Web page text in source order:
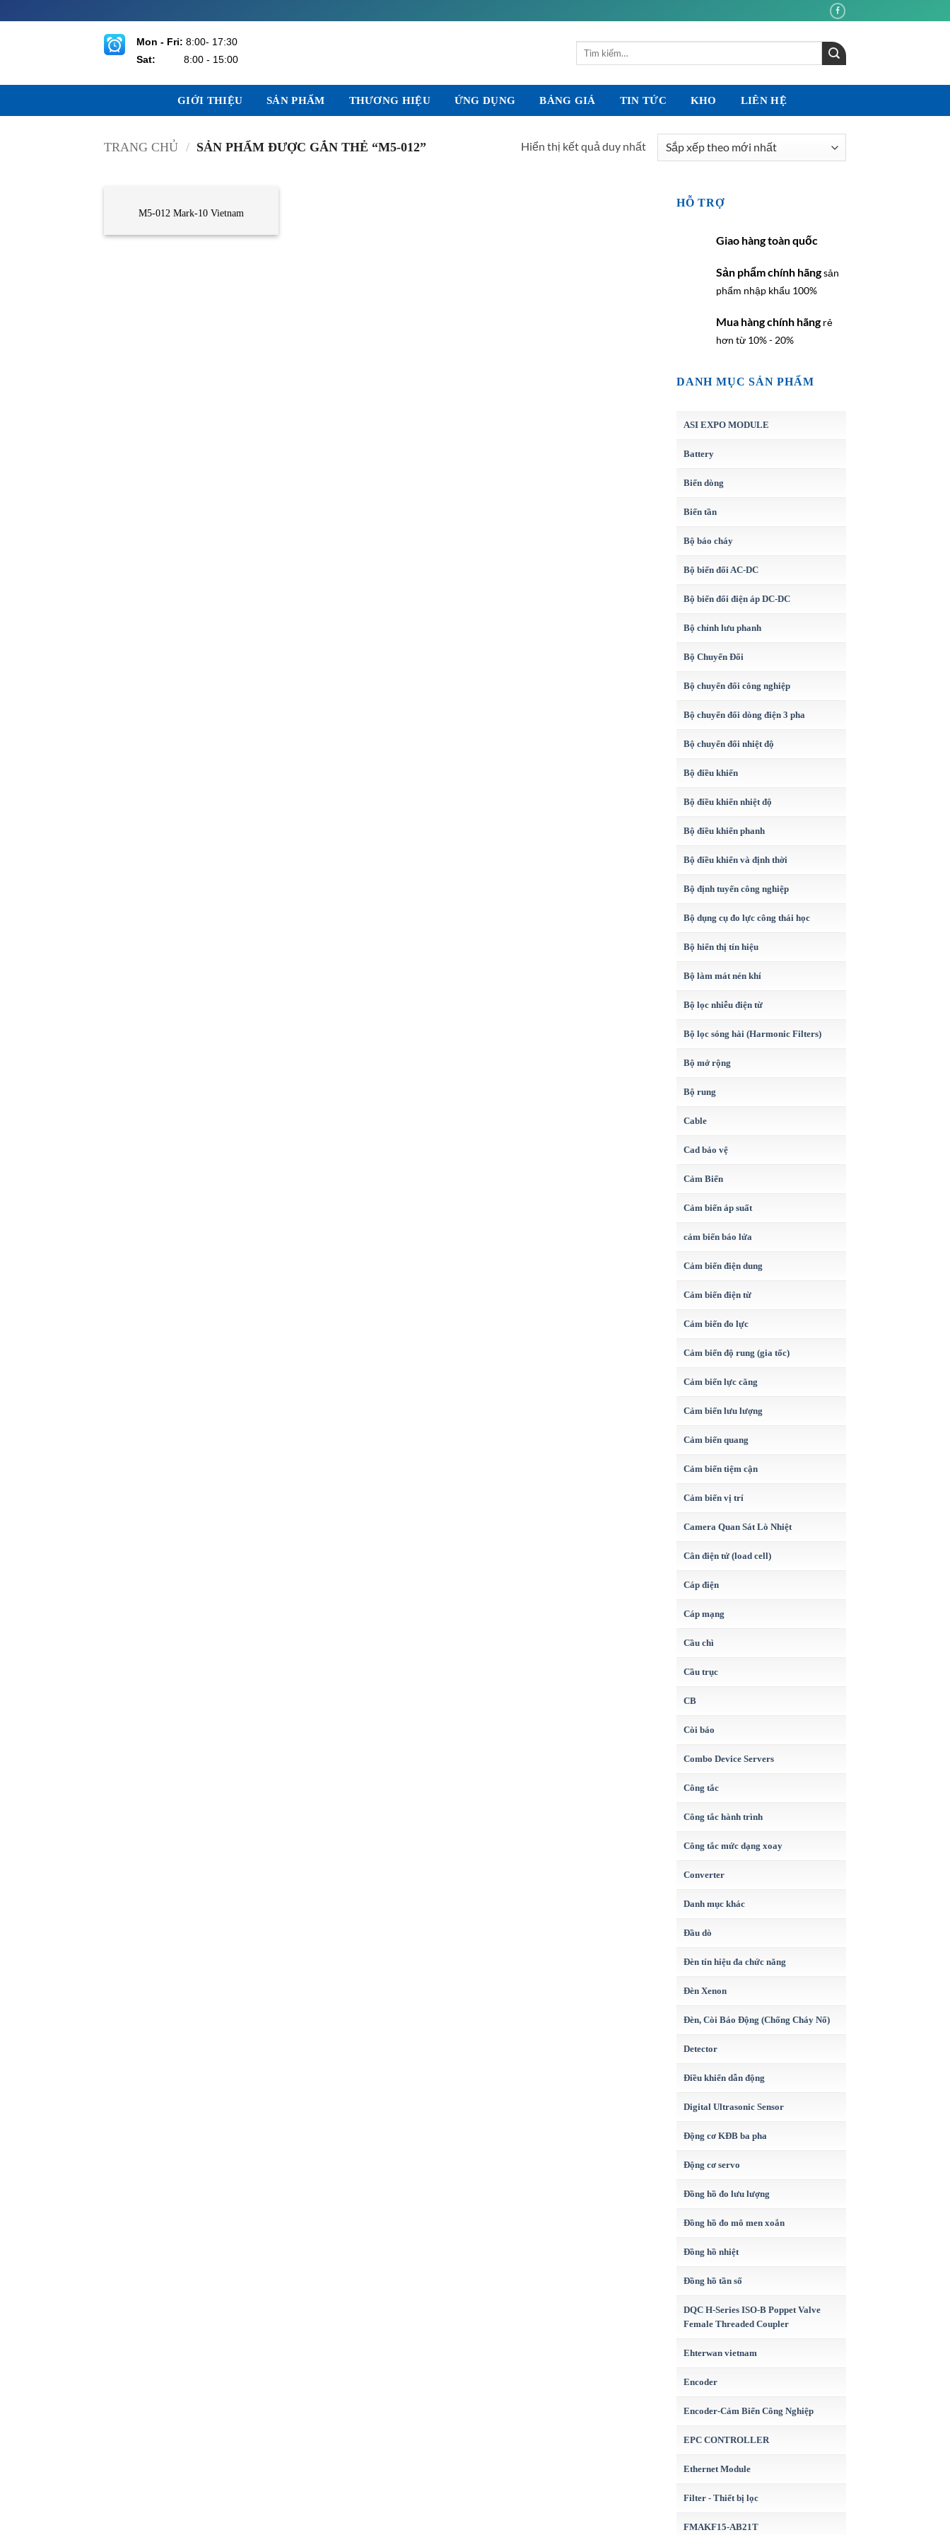
qua
Mon - Fri: 8:00- 17:30
Sat:
8:00 - 15:00
Tìm
GIỚI THIỆU SẢN PHẨM THƯƠNG HIỆU ỨNG DỤNG BẢNG GIÁ TIN TỨC KHO LIÊN HỆ
TRANG CHỦ / SẢN PHẨM ĐƯỢC GẮN THẺ “M5-012” Hiển thị kết quả duy nhất
M5-012 Mark-10 Vietnam
HỖ TRỢ
Giao hàng toàn quốc
Sản phẩm chính hãngsản
phẩm nhập khẩu 100%
Mua hàng chính hãng rẻ
hơn từ 10% - 20%
DANH MỤC SẢN PHẨM
ASI EXPO MODULE
Battery
Biến dòng
Biến tần
Bộ báo cháy
Bộ biến đổi AC-DC
Bộ biến đổi điện áp DC-DC
Bộ chỉnh lưu phanh
Bộ Chuyển Đổi
Bộ chuyển đổi công nghiệp
Bộ chuyển đổi dòng điện 3 pha
Bộ chuyển đổi nhiệt độ
Bộ điều khiển
Bộ điều khiển nhiệt độ
Bộ điều khiển phanh
Bộ điều khiển và định thời
Bộ định tuyến công nghiệp
Bộ dụng cụ đo lực công thái học
Bộ hiển thị tín hiệu
Bộ làm mát nén khí
Bộ lọc nhiễu điện từ
Bộ lọc sóng hài (Harmonic Filters)
Bộ mở rộng
Bộ rung
Cable
Cad bảo vệ
Cảm Biến
Cảm biến áp suất
cảm biến báo lửa
Cảm biến điện dung
Cảm biến điện từ
Cảm biến đo lực
Cảm biến độ rung (gia tốc)
Cảm biến lực căng
Cảm biến lưu lượng
Cảm biến quang
Cảm biến tiệm cận
Cảm biến vị trí
Camera Quan Sát Lò Nhiệt
Cân điện tử (load cell)
Cáp điện
Cáp mạng
Cầu chì
Cầu trục
CB
Còi báo
Combo Device Servers
Công tắc
Công tắc hành trình
Công tắc mức dạng xoay
Converter
Danh mục khác
Đầu dò
Đèn tín hiệu đa chức năng
Đèn Xenon
Đèn, Còi Báo Động (Chống Cháy Nổ)
Detector
Điều khiển dẫn động
Digital Ultrasonic Sensor
Động cơ KĐB ba pha
Động cơ servo
Đồng hồ đo lưu lượng
Đồng hồ đo mô men xoắn
Đồng hồ nhiệt
Đồng hồ tần số
DQC H-Series ISO-B Poppet Valve
Female Threaded Coupler
Ehterwan vietnam
Encoder
Encoder-Cảm Biến Công Nghiệp
EPC CONTROLLER
Ethernet Module
Filter - Thiết bị lọc
FMAKF15-AB21T